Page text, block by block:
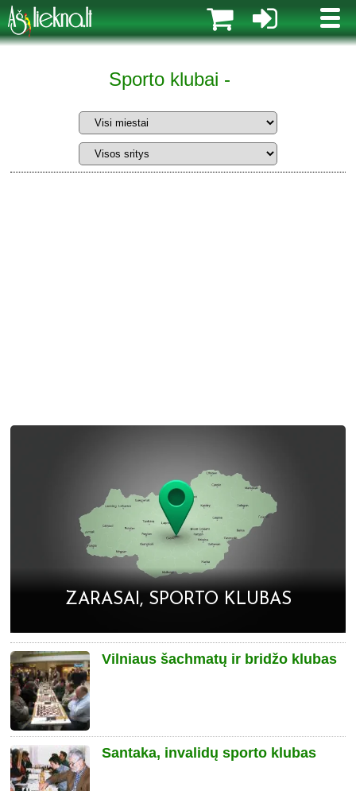
MENIU
Sporto klubai -
ZARASAI, SPORTO KLUBAS
Vilniaus šachmatų ir bridžo klubas
Santaka, invalidų sporto klubas